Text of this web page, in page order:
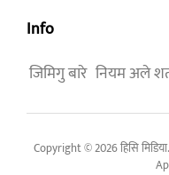
Info
जिमिगु बारे नियम अले
Copyright © 2026 हिसि